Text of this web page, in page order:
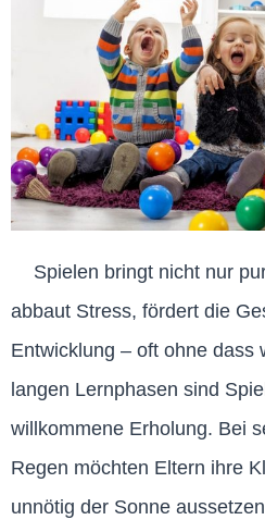
Spielen bringt nicht nur
abbaut Stress, fördert die
Entwicklung – oft ohne dass
langen Lernphasen sind
willkommene Erholung. Bei
Regen möchten Eltern ihre
unnötig der Sonne